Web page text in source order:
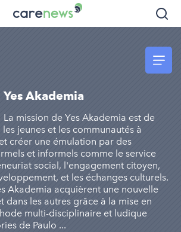
Carenews,
Le
l'engagement
Yes Akademia
La mission de Yes Akademia est de
jeunes et les communautés à
créer une émulation par des
et informels comme le service
social, l'engagement citoyen,
et les échanges culturels.
Akademia acquièrent une nouvelle
dans les autres grâce à la mise en
multi-disciplinaire et ludique
de Paulo ...